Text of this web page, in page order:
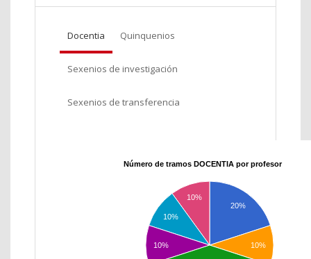
Docentia Quinquenios
Sexenios de investigación
Sexenios de transferencia
Número de tramos DOCENTIA por profesor
20%
10%
10%
10%
10%